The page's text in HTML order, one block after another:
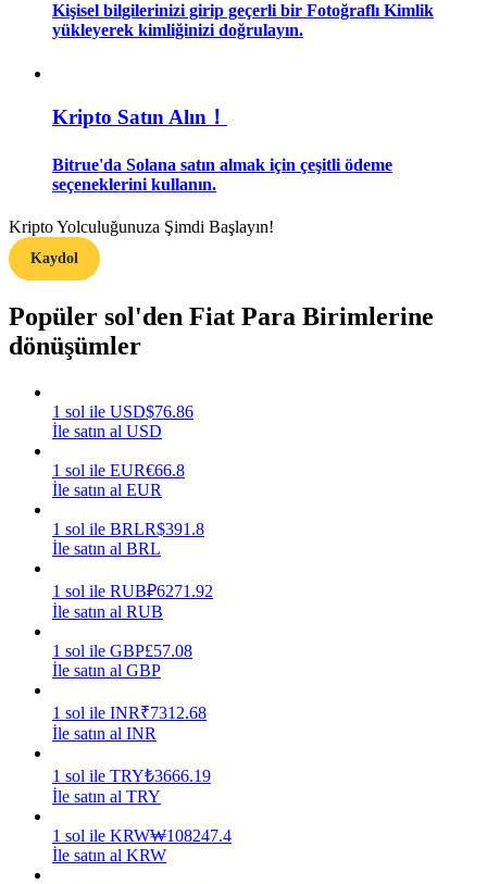
Nasıl kârlı kalabileceğinizi öğrenin
Kazan
Power Piggy
Kişisel bilgilerinizi girip geçerli bir Fotoğraflı Kimlik
yükleyerek kimliğinizi doğrulayın.
Kripto Satın Alın！
Bitrue'da Solana satın almak için çeşitli ödeme
seçeneklerini kullanın.
Kripto Yolculuğunuza Şimdi Başlayın!
Kaydol
Popüler sol'den Fiat Para Birimlerine
dönüşümler
1 sol ile USD$76.86
İle satın al USD
1 sol ile EUR€66.8
İle satın al EUR
1 sol ile BRLR$391.8
İle satın al BRL
1 sol ile RUB₽6271.92
İle satın al RUB
1 sol ile GBP£57.08
İle satın al GBP
1 sol ile INR₹7312.68
İle satın al INR
1 sol ile TRY₺3666.19
İle satın al TRY
1 sol ile KRW₩108247.4
İle satın al KRW